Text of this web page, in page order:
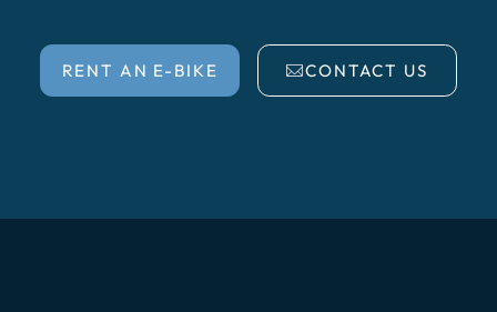
RENT AN E-BIKE CONTACT US